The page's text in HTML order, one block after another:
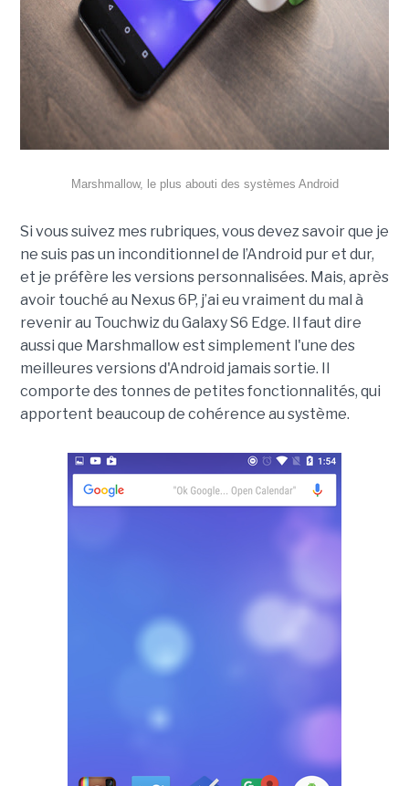
Marshmallow, le plus abouti des systèmes Android
Si vous suivez mes rubriques, vous devez savoir que je
ne suis pas un inconditionnel de l’Android pur et dur,
et je préfère les versions personnalisées. Mais, après
avoir touché au Nexus 6P, j’ai eu vraiment du mal à
revenir au Touchwiz du Galaxy S6 Edge. Il faut dire
aussi que Marshmallow est simplement l'une des
meilleures versions d'Android jamais sortie. Il
comporte des tonnes de petites fonctionnalités, qui
apportent beaucoup de cohérence au système.